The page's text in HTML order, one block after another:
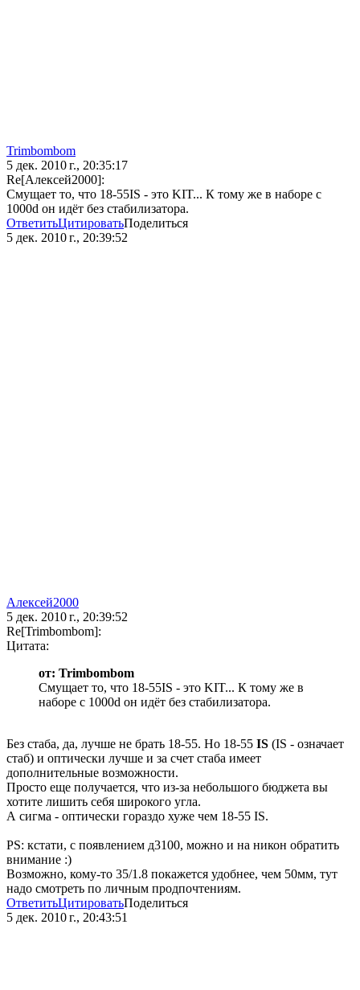
Trimbombom
5 дек. 2010 г., 20:35:17
Re[Алексей2000]:
Смущает то, что 18-55IS - это KIT... К тому же в наборе с
1000d он идёт без стабилизатора.
ОтветитьЦитироватьПоделиться
5 дек. 2010 г., 20:39:52
Алексей2000
5 дек. 2010 г., 20:39:52
Re[Trimbombom]:
Цитата:
от: Trimbombom
Смущает то, что 18-55IS - это KIT... К тому же в
наборе с 1000d он идёт без стабилизатора.
Без стаба, да, лучше не брать 18-55. Но 18-55 IS (IS - означает
стаб) и оптически лучше и за счет стаба имеет
дополнительные возможности.
Просто еще получается, что из-за небольшого бюджета вы
хотите лишить себя широкого угла.
А сигма - оптически гораздо хуже чем 18-55 IS.
PS: кстати, с появлением д3100, можно и на никон обратить
внимание :)
Возможно, кому-то 35/1.8 покажется удобнее, чем 50мм, тут
надо смотреть по личным продпочтениям.
ОтветитьЦитироватьПоделиться
5 дек. 2010 г., 20:43:51